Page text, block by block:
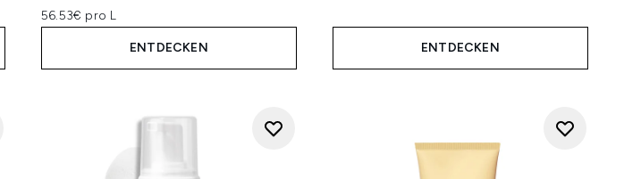
56.53€ pro L
ENTDECKEN ENTDECKEN